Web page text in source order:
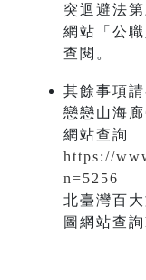
突迴避法
網站「公
查閱。
其餘事項
戀戀山海
網站查詢
https://
n=5256
北臺灣百
圖網站查詢